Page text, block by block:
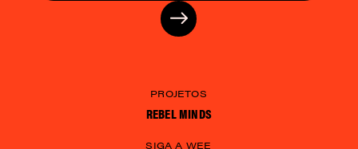
PROJETOS
REBEL MINDS
SIGA A WEE